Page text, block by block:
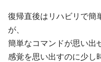
復帰直後はリハビリで簡
が、
簡単なコマンドが思い出
感覚を思い出すのに少し